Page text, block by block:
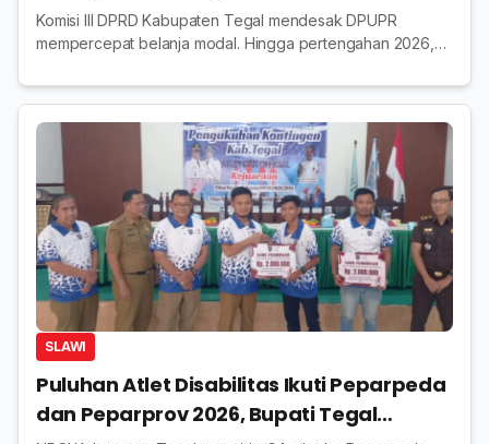
Komisi III DPRD Kabupaten Tegal mendesak DPUPR
mempercepat belanja modal. Hingga pertengahan 2026,
SLAWI
Puluhan Atlet Disabilitas Ikuti Peparpeda
dan Peparprov 2026, Bupati Tegal